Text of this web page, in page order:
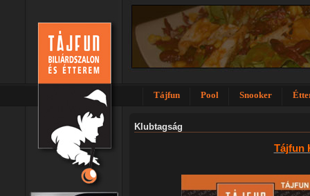
Tájfun Pool Snooker
Klubtagság
Tájfun